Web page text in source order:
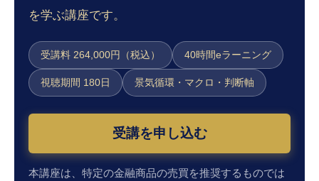
を学ぶ講座です。
受講料 264,000円（税込） 40時間eラーニング
視聴期間 180日 景気循環・マクロ・判断軸
受講を申し込む
本講座は、特定の金融商品の売買を推奨するものでは